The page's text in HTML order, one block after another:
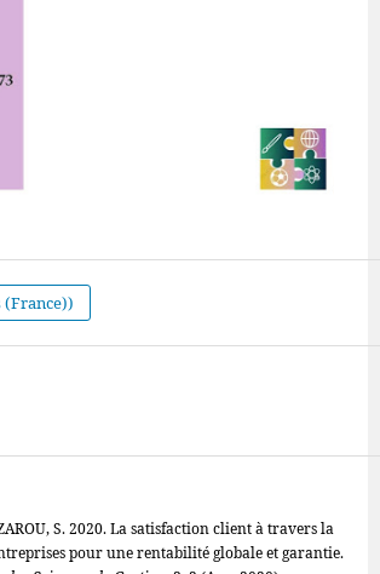
(France))
S. 2020. La satisfaction client à travers la
pour une rentabilité globale et garantie.